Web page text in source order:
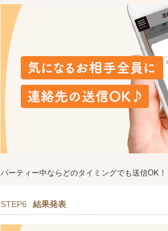
パーティー中ならどのタイミングでも送信OK！
STEP6 結果発表